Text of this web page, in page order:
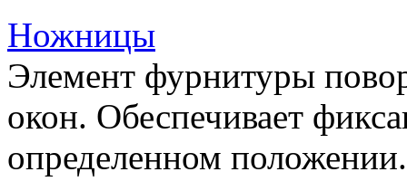
Ножницы
Элемент фурнитуры
окон. Обеспечивает
определенном положении.